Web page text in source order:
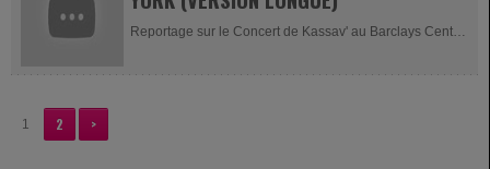
Reportage sur le Concert de Kassav' au Barclays Center
1 2 >